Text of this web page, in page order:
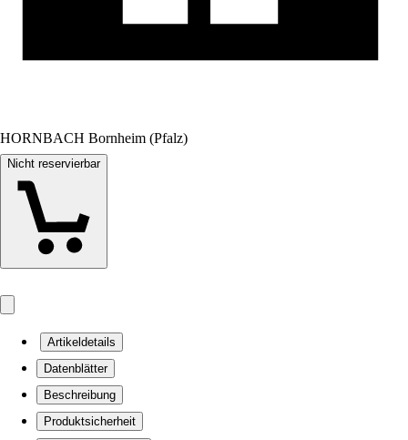
HORNBACH Bornheim (Pfalz)
Nicht reservierbar
Artikeldetails
Datenblätter
Beschreibung
Produktsicherheit